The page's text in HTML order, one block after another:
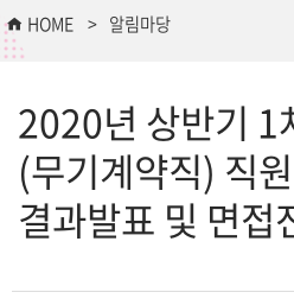
HOME 알림마당
2020년 상반기 1
(무기계약직) 직
결과발표 및 면접